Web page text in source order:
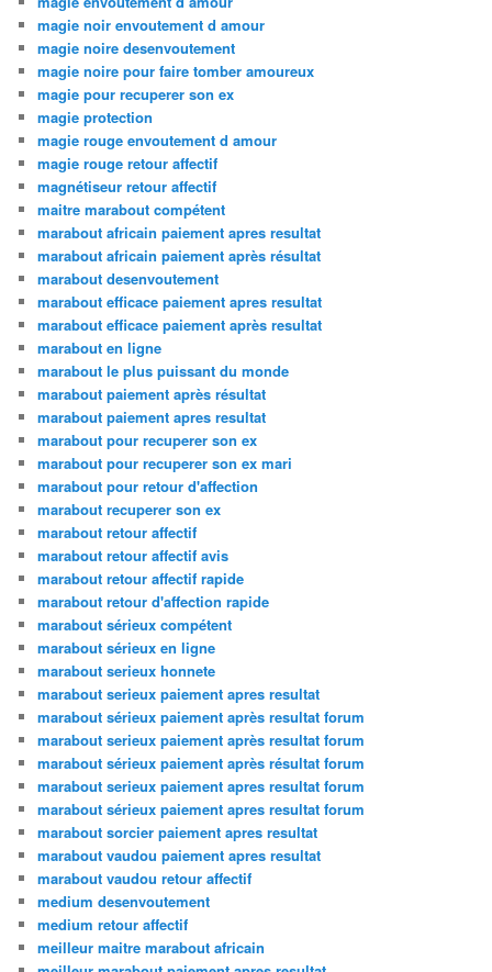
magie noir envoutement d amour
magie noire desenvoutement
magie noire pour faire tomber amoureux
magie pour recuperer son ex
magie protection
magie rouge envoutement d amour
magie rouge retour affectif
magnétiseur retour affectif
maitre marabout compétent
marabout africain paiement apres resultat
marabout africain paiement après résultat
marabout desenvoutement
marabout efficace paiement apres resultat
marabout efficace paiement après resultat
marabout en ligne
marabout le plus puissant du monde
marabout paiement après résultat
marabout paiement apres resultat
marabout pour recuperer son ex
marabout pour recuperer son ex mari
marabout pour retour d'affection
marabout recuperer son ex
marabout retour affectif
marabout retour affectif avis
marabout retour affectif rapide
marabout retour d'affection rapide
marabout sérieux compétent
marabout sérieux en ligne
marabout serieux honnete
marabout serieux paiement apres resultat
marabout sérieux paiement après resultat forum
marabout serieux paiement après resultat forum
marabout sérieux paiement après résultat forum
marabout serieux paiement apres resultat forum
marabout sérieux paiement apres resultat forum
marabout sorcier paiement apres resultat
marabout vaudou paiement apres resultat
marabout vaudou retour affectif
medium desenvoutement
medium retour affectif
meilleur maitre marabout africain